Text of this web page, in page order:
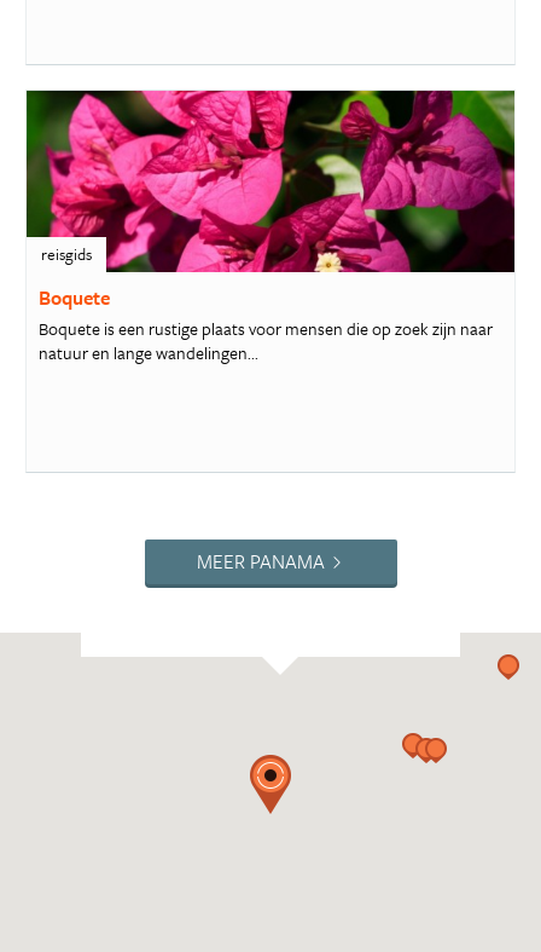
reisgids
Boquete
Boquete is een rustige plaats voor mensen die op zoek zijn naar
natuur en lange wandelingen...
MEER PANAMA